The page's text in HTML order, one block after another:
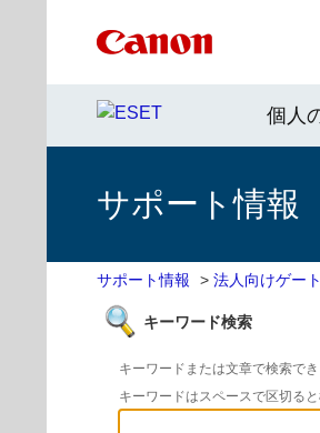
個人
サポート情報
サポート情報 > 法人向けゲー
キーワード検索
キーワードまたは文章で検索で
キーワードはスペースで区切る